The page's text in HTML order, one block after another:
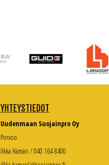
YHTEYSTIEDOT
Uudenmaan Suojainpro Oy
Porvoo
Ilkka Hämäri / 040 164 8400